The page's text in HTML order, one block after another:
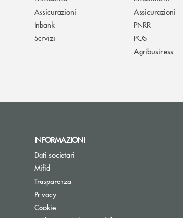
Assicurazioni
Inbank
Servizi
Assicurazioni
PNRR
POS
Agribusiness
INFORMAZIONI
Dati societari
MifidApre una nuova finestra
Trasparenza
Privacy
Cookie